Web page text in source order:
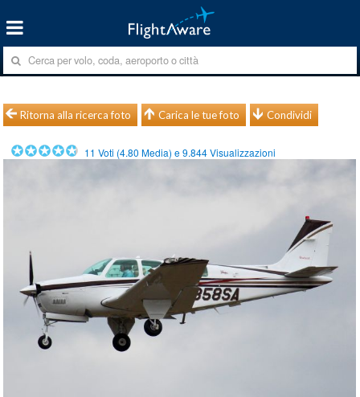
Ritorna alla ricerca foto Carica le tue foto Condividi
11 Voti (4.80 Media) e9.844Visualizzazioni